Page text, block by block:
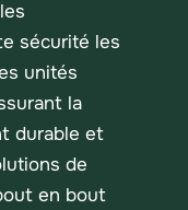
sécurité les
unités
la
durable et
de
en bout